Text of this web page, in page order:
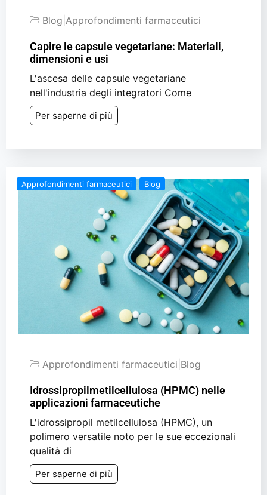
Blog Approfondimenti farmaceutici
Capire le capsule vegetariane: Materiali,
dimensioni e usi
L'ascesa delle capsule vegetariane
nell'industria degli integratori Come
Per saperne di più
Approfondimenti farmaceutici Blog
Approfondimenti farmaceutici Blog
Idrossipropilmetilcellulosa (HPMC) nelle
applicazioni farmaceutiche
L'idrossipropil metilcellulosa (HPMC), un
polimero versatile noto per le sue eccezionali
qualità di
Per saperne di più